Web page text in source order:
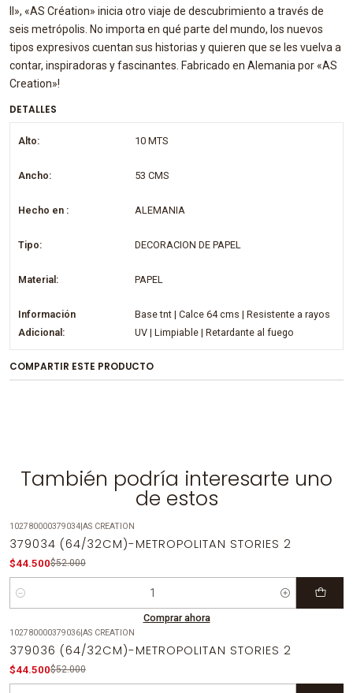
II», «AS Création» inicia otro viaje de descubrimiento a través de
seis metrópolis. No importa en qué parte del mundo, los nuevos
tipos expresivos cuentan sus historias y quieren que se les vuelva a
contar, inspiradoras y fascinantes. Fabricado en Alemania por «AS
Creation»!
DETALLES
Alto: 10 MTS
Ancho: 53 CMS
Hecho en : ALEMANIA
Tipo: DECORACION DE PAPEL
Material: PAPEL
Información
Adicional:
Base tnt | Calce 64 cms | Resistente a rayos
UV | Limpiable | Retardante al fuego
COMPARTIR ESTE PRODUCTO
También podría interesarte uno
de estos
-14% OFF
102780000379034|AS CREATION
379034 (64/32CM)-METROPOLITAN STORIES 2
$44.500$52.000
Cantidad
Comprar ahora
-14% OFF
102780000379036|AS CREATION
379036 (64/32CM)-METROPOLITAN STORIES 2
$44.500$52.000